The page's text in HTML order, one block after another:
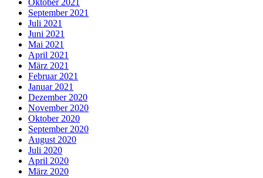
September 2021
Juli 2021
Juni 2021
Mai 2021
April 2021
März 2021
Februar 2021
Januar 2021
Dezember 2020
November 2020
Oktober 2020
September 2020
August 2020
Juli 2020
April 2020
März 2020